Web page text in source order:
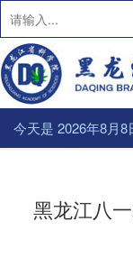
今天是 2026年8月
黑龙江八